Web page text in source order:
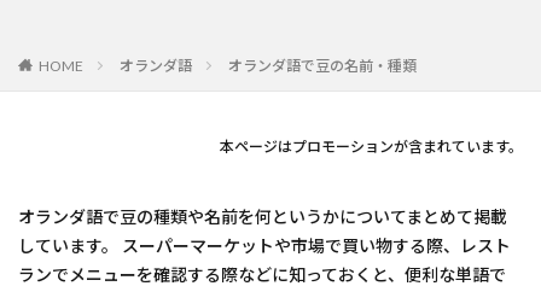
HOME オランダ語 オランダ語で豆の名前・種類
本ページはプロモーションが含まれています。
オランダ語で豆の種類や名前を何というかについてまとめて掲載
しています。 スーパーマーケットや市場で買い物する際、レスト
ランでメニューを確認する際などに知っておくと、便利な単語で